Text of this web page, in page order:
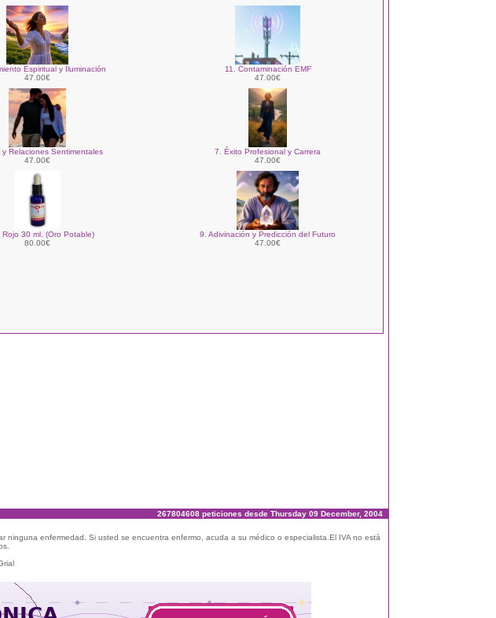
Espiritual y Iluminación
47.00€
11. Contaminación EMF
47.00€
y Relaciones Sentimentales
47.00€
7. Éxito Profesional y Carrera
47.00€
Rojo 30 ml. (Oro Potable)
80.00€
9. Adivinación y Predicción del Futuro
47.00€
267804608 peticiones desde Thursday 09 December, 2004
enfermedad. Si usted se encuentra enfermo, acuda a su médico o especialista.El IVA no está